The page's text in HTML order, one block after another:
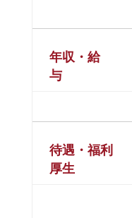
年収・給
与
待遇・福利
厚生